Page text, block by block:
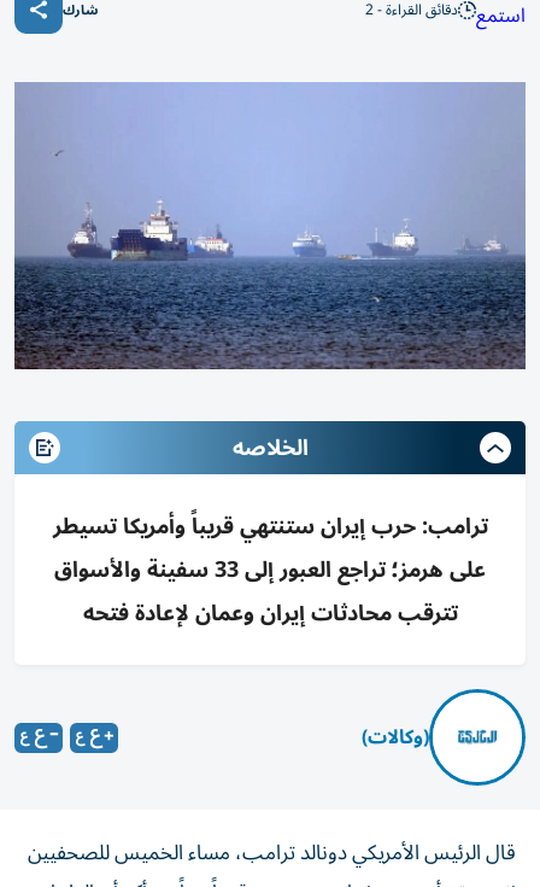
استمع دقائق القراءة - 2 شارك
الخلاصه
ترامب: حرب إيران ستنتهي قريباً وأمريكا تسيطر
على هرمز؛ تراجع العبور إلى 33 سفينة والأسواق
تترقب محادثات إيران وعمان لإعادة فتحه
(وكالات)
قال الرئيس الأمريكي ‌دونالد ترامب، مساء الخميس للصحفيين